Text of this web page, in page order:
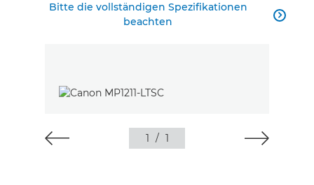
Bitte die vollständigen Spezifikationen
beachten

1 / 1